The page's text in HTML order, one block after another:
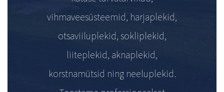
vihmaveesüsteemid, harjaplekid,
otsaviiluplekid, sokliplekid,
liiteplekid, aknaplekid,
korstnamütsid ning neeluplekid.